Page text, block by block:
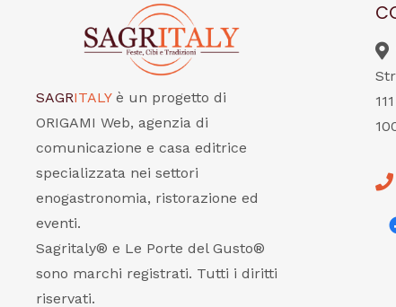
SAGRITALY è un progetto di
ORIGAMI Web, agenzia di
comunicazione e casa editrice
specializzata nei settori
enogastronomia, ristorazione ed
eventi.
Sagritaly® e Le Porte del Gusto®
sono marchi registrati. Tutti i diritti
riservati.
111